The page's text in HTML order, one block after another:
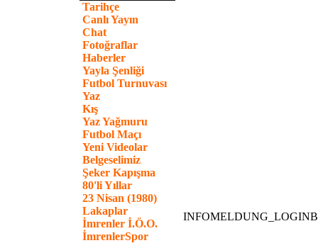
Tarihçe
Canlı Yayın
Chat
Fotoğraflar
Haberler
Yayla Şenliği
Futbol Turnuvası
Yaz
Kış
Yaz Yağmuru
Futbol Maçı
Yeni Videolar
Belgeselimiz
Şeker Kapışma
80'li Yıllar
23 Nisan (1980)
Lakaplar
İmrenler İ.Ö.O.
İmrenlerSpor